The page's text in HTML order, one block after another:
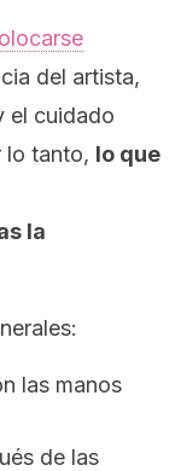
del artista,
el cuidado
lo tanto, lo que
la
las manos
de las